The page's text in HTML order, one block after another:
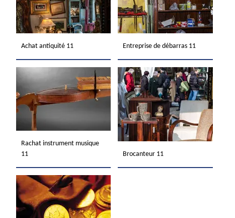
Achat antiquité 11 Entreprise de débarras 11
Rachat instrument musique
11
Brocanteur 11